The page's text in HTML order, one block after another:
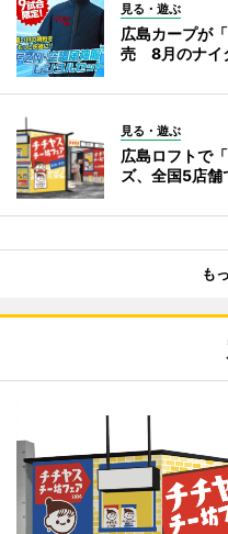
見る・遊ぶ
広島カープが
売 8月のナイ
見る・遊ぶ
広島ロフトで
ズ、全国5店
も